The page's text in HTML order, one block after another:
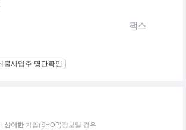
팩스
불사업주 명단확인
상이한 기업(SHOP)정보일 경우